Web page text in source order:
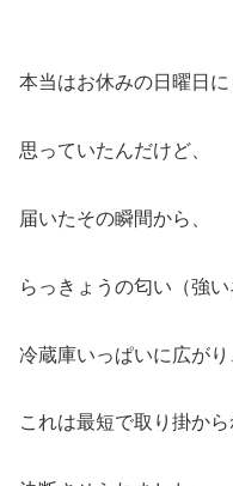
本当はお休みの日曜日に
思っていたんだけど、
届いたその瞬間から、
らっきょうの匂い（強
冷蔵庫いっぱいに広がり
これは最短で取り掛から